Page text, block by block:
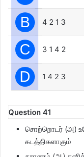
B 4 2 1 3
C 3 1 4 2
D 1 4 2 3
Question 41
சொற்றொடர் (அ)
கடத்திகளாகும்